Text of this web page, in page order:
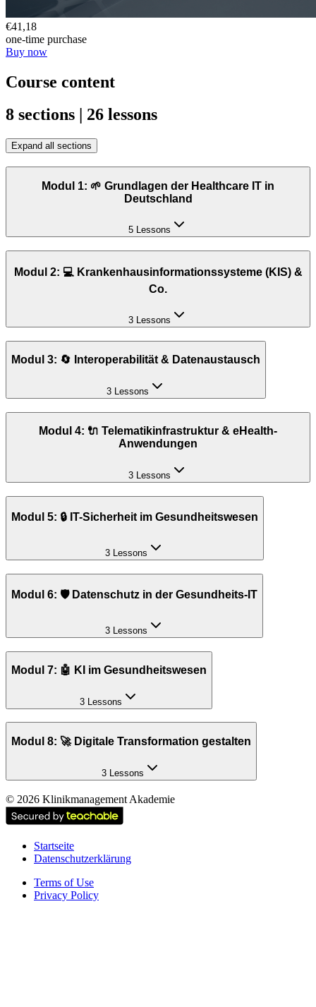
€41,18
one-time purchase
Buy now
Course content
8 sections | 26 lessons
Expand all sections
Modul 1: 🌱 Grundlagen der Healthcare IT in
Deutschland
5 Lessons
Modul 2: 💻 Krankenhausinformationssysteme (KIS) &
Co.
3 Lessons
Modul 3: 🔄 Interoperabilität & Datenaustausch
3 Lessons
Modul 4: 🔌 Telematikinfrastruktur & eHealth-
Anwendungen
3 Lessons
Modul 5: 🔒 IT-Sicherheit im Gesundheitswesen
3 Lessons
Modul 6: 🛡️ Datenschutz in der Gesundheits-IT
3 Lessons
Modul 7: 🤖 KI im Gesundheitswesen
3 Lessons
Modul 8: 🚀 Digitale Transformation gestalten
3 Lessons
© 2026 Klinikmanagement Akademie
Startseite
Datenschutzerklärung
Terms of Use
Privacy Policy